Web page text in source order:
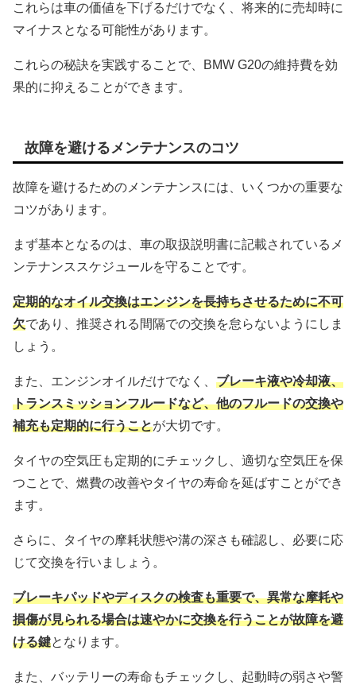
これらは車の価値を下げるだけでなく、将来的に売却時に
マイナスとなる可能性があります。
これらの秘訣を実践することで、BMW G20の維持費を効
果的に抑えることができます。
故障を避けるメンテナンスのコツ
故障を避けるためのメンテナンスには、いくつかの重要な
コツがあります。
まず基本となるのは、車の取扱説明書に記載されているメ
ンテナンススケジュールを守ることです。
定期的なオイル交換はエンジンを長持ちさせるために不可
欠であり、推奨される間隔での交換を怠らないようにしま
しょう。
また、エンジンオイルだけでなく、 ブレーキ液や冷却液、
トランスミッションフルードなど、他のフルードの交換や
補充も定期的に行うことが大切です。
タイヤの空気圧も定期的にチェックし、適切な空気圧を保
つことで、燃費の改善やタイヤの寿命を延ばすことができ
ます。
さらに、タイヤの摩耗状態や溝の深さも確認し、必要に応
じて交換を行いましょう。
ブレーキパッドやディスクの検査も重要で、異常な摩耗や
損傷が見られる場合は速やかに交換を行うことが故障を避
ける鍵となります。
また、バッテリーの寿命もチェックし、起動時の弱さや警